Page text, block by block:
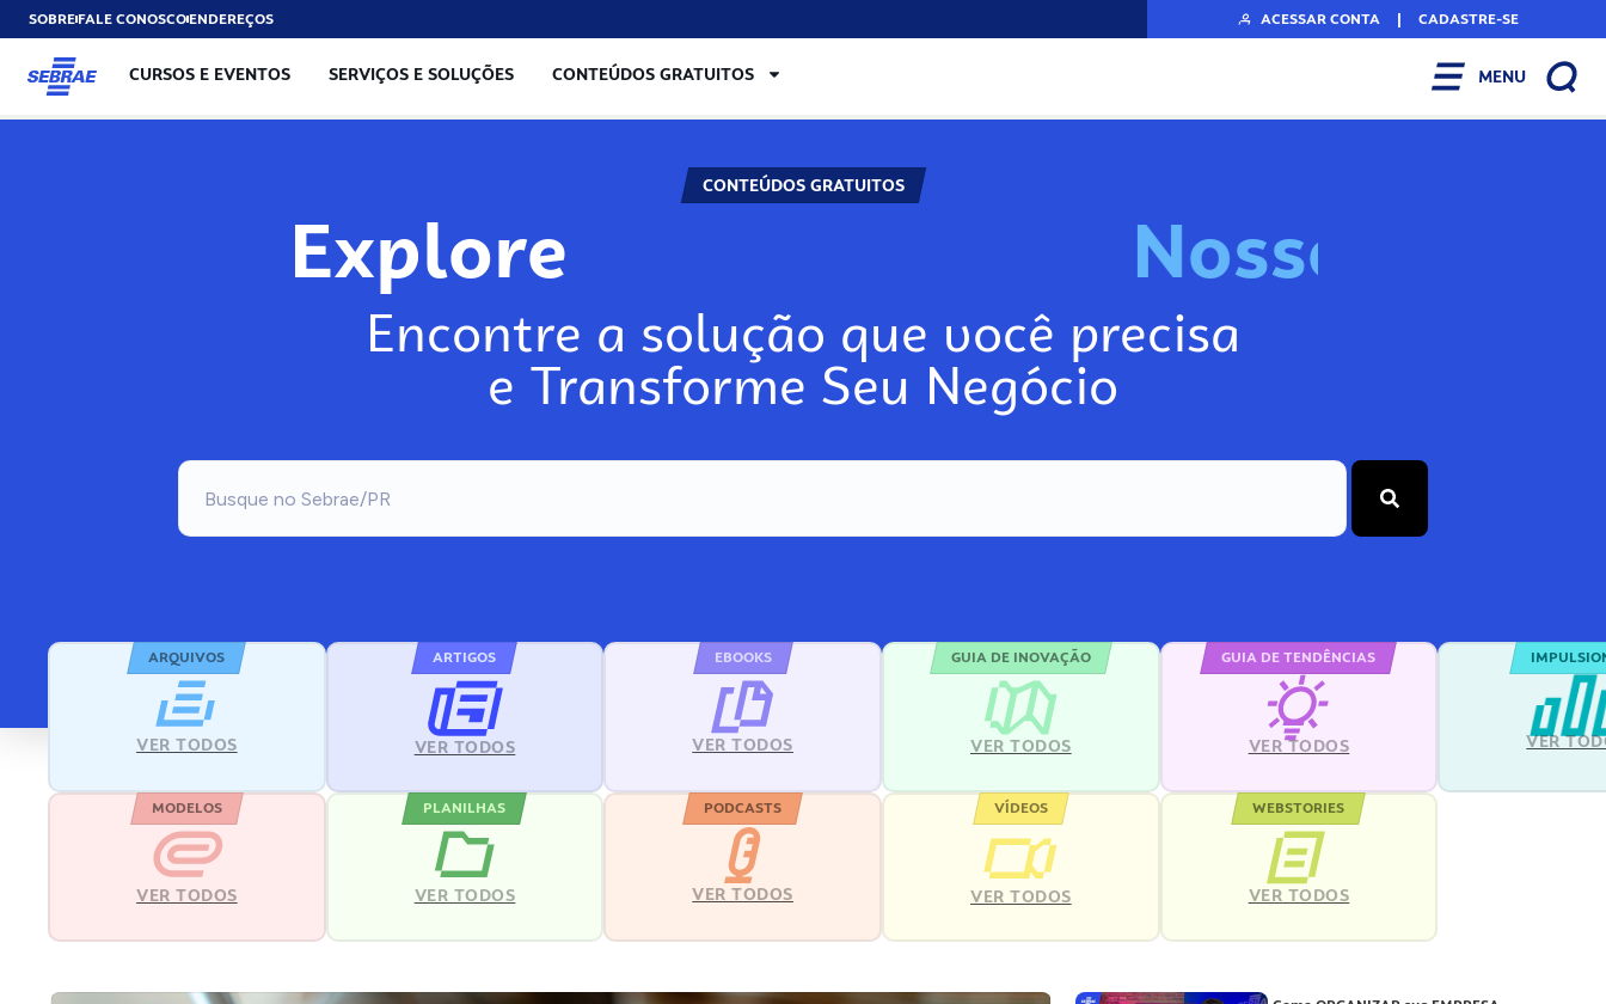
SOBREFALE CONOSCOENDEREÇOS ACESSAR CONTA | CADASTRE-SE
CURSOS E EVENTOS SERVIÇOS E SOLUÇÕES CONTEÚDOS GRATUITOS MENU
CONTEÚDOS GRATUITOS
Explore Nosso
Encontre a solução que você precisa
e Transforme Seu Negócio
ARQUIVOS
VER TODOS
ARTIGOS
VER TODOS
EBOOKS
VER TODOS
GUIA DE INOVAÇÃO
VER TODOS
GUIA DE TENDÊNCIAS
VER TODOS VER
MODELOS
VER TODOS
PLANILHAS
VER TODOS
PODCASTS
VER TODOS
VÍDEOS
VER TODOS
WEBSTORIES
VER TODOS